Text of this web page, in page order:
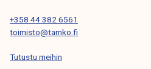
u
n
a
s
e
e
+358 44 382 6561
toimisto@tamko.fi
Tutustu meihin